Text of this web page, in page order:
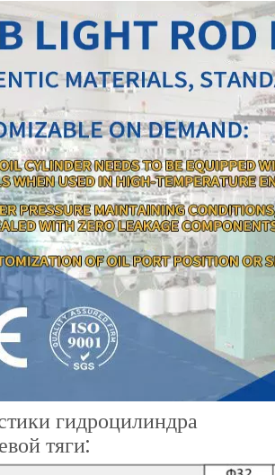
гидроцилиндра
тяги: